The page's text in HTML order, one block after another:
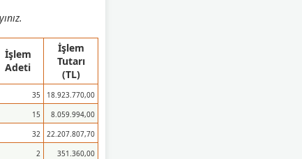
İşlem
Adeti
İşlem
Tutarı
(TL)
35
18.923.770,00
15
8.059.994,00
32
22.207.807,70
2
351.360,00